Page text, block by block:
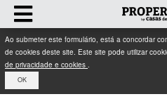
Ao submeter este formulário, está a concordar
de cookies deste site. Este site pode utilizar
de privacidade e cookies .
OK